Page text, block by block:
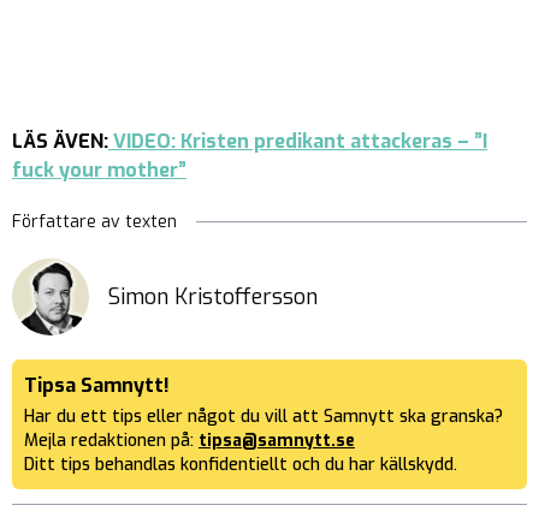
LÄS ÄVEN:VIDEO: Kristen predikant attackeras – ”I
fuck your mother”
Författare av texten
Simon Kristoffersson
Tipsa Samnytt!
Har du ett tips eller något du vill att Samnytt ska granska?
Mejla redaktionen på: tipsa@samnytt.se
Ditt tips behandlas konfidentiellt och du har källskydd.